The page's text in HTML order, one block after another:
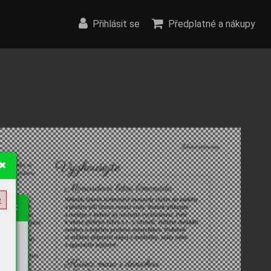
Přihlásit se Předplatné a nákupy